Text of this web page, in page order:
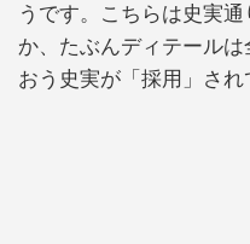
うです。こちらは史実
か、たぶんディテール
おう史実が「採用」され